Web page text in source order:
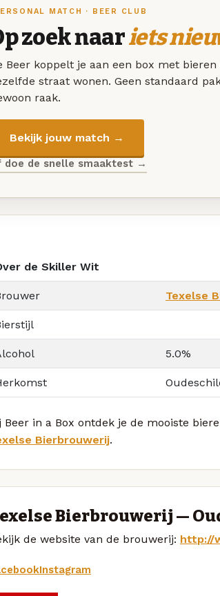
MATCH · BEER CLUB
zoek naariets
Beer koppelt je aan een box met bieren
straat wonen. Geen standaard
raak.
Bekijk jouw match →
doe de snelle smaaktest →
de Skiller Wit
Texelse
5.0%
Beer in a Box ontdek je de mooiste
Bierbrouwerij.
Bierbrouwerij —
de website van de brouwerij: http://
Instagram